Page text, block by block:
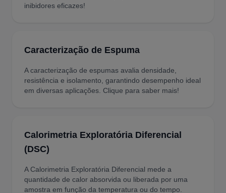
inibidores eficazes!
Caracterização de Espuma
A caracterização de espumas avalia densidade,
resistência e isolamento, garantindo desempenho ideal
em diversas aplicações. Clique para saber mais!
Calorimetria Exploratória Diferencial
(DSC)
A Calorimetria Exploratória Diferencial mede a
quantidade de calor absorvida ou liberada por uma
amostra em função da temperatura ou do tempo.